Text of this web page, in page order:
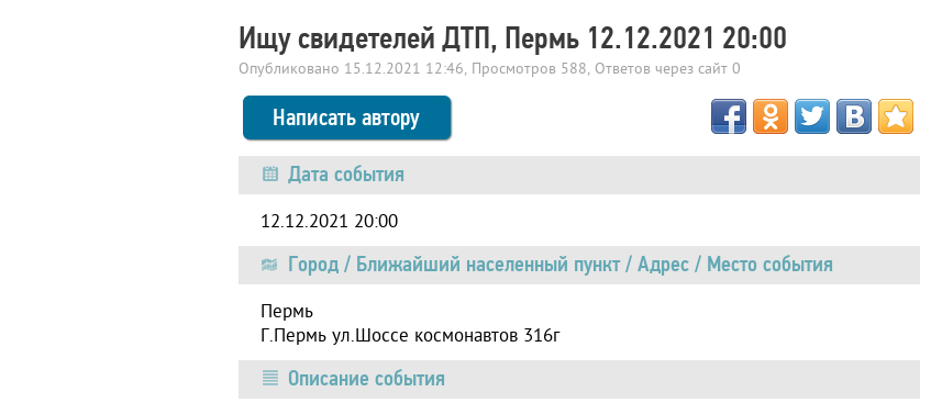
Ищу свидетелей ДТП, Пермь 12.12.2021 20:00
Опубликовано 15.12.2021 12:46, Просмотров 588, Ответов через сайт 0
Написать автору
Дата события
12.12.2021 20:00
Город / Ближайший населенный пункт / Адрес / Место события
Пермь
Г.Пермь ул.Шоссе космонавтов 316г
Описание события